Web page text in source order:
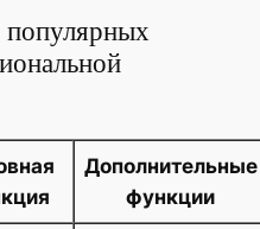
популярных
Дополнительные
функции